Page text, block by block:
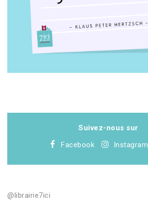
Suivez-nous sur
Facebook
Instagram
@librairie7ici